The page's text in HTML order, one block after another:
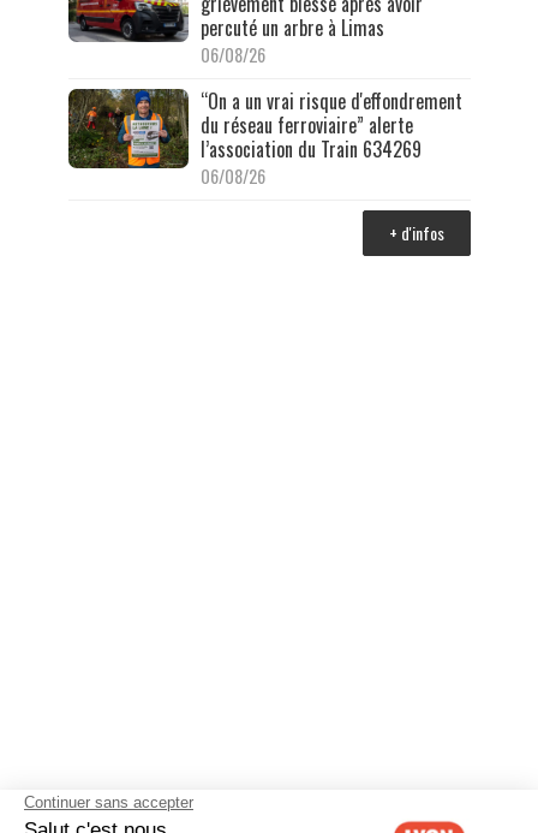
percuté un arbre à Limas
06/08/26
“On a un vrai risque d'effondrement
du réseau ferroviaire” alerte
l’association du Train 634269
06/08/26
+ d'infos